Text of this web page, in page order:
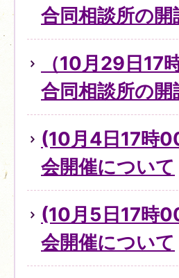
合同相談所の
（10月29日17
合同相談所の
(10月4日17時
会開催について
(10月5日17時
会開催について